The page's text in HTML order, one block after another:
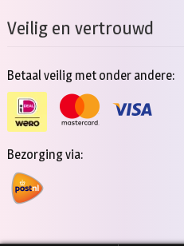
Veilig en vertrouwd
Betaal veilig met onder andere:
Bezorging via: